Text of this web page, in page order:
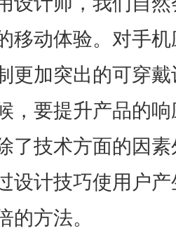
移动体验。对手
更加突出的可穿
，要提升产品的
了技术方面的因
设计技巧使用户
的方法。